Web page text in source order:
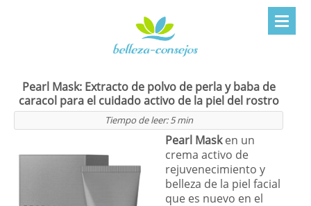
Pearl Mask: Extracto de polvo de perla y baba de
caracol para el cuidado activo de la piel del rostro
Tiempo de leer:5 min
Pearl Masken un
crema activo de
rejuvenecimiento y
belleza de la piel facial
que es nuevo en el